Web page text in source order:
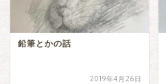
鉛筆とかの話
2019年4月26日